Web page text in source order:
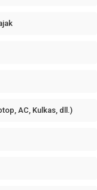
AC, Kulkas, dll.)